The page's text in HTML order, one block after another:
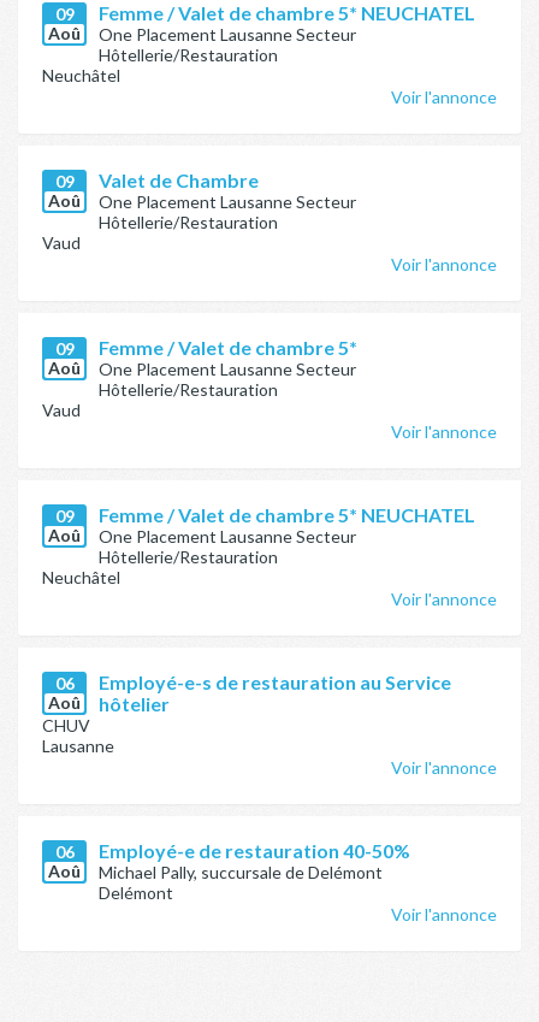
09
Aoû
Femme / Valet de chambre 5* NEUCHATEL
One Placement Lausanne Secteur
Hôtellerie/Restauration
Neuchâtel
Voir l'annonce
09
Aoû
Valet de Chambre
One Placement Lausanne Secteur
Hôtellerie/Restauration
Vaud
Voir l'annonce
09
Aoû
Femme / Valet de chambre 5*
One Placement Lausanne Secteur
Hôtellerie/Restauration
Vaud
Voir l'annonce
09
Aoû
Femme / Valet de chambre 5* NEUCHATEL
One Placement Lausanne Secteur
Hôtellerie/Restauration
Neuchâtel
Voir l'annonce
06
Aoû
Employé-e-s de restauration au Service
hôtelier
CHUV
Lausanne
Voir l'annonce
06
Aoû
Employé-e de restauration 40-50%
Michael Pally, succursale de Delémont
Delémont
Voir l'annonce